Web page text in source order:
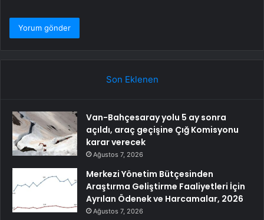
Son Eklenen
Van-Bahçesaray yolu 5 ay sonra
açıldı, araç geçişine Çığ Komisyonu
karar verecek
Ağustos 7, 2026
Merkezi Yönetim Bütçesinden
Araştırma Geliştirme Faaliyetleri İçin
Ayrılan Ödenek ve Harcamalar, 2026
Ağustos 7, 2026